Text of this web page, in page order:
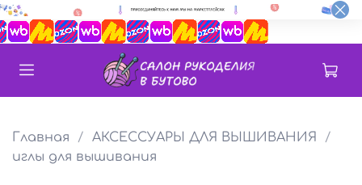
Главная
АКСЕССУАРЫ ДЛЯ ВЫШИВАНИЯ
иглы для вышивания